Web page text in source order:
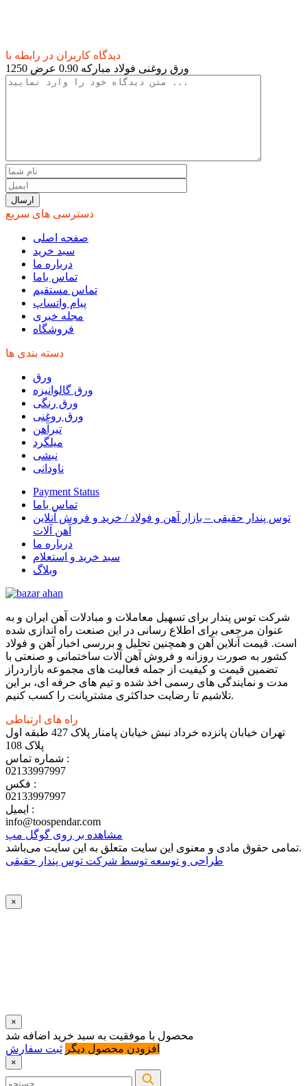
دیدگاه کاربران در رابطه با
ورق روغنی فولاد مبارکه 0.90 عرض 1250
دسترسی های سریع
صفحه اصلی
سبد خرید
درباره ما
تماس باما
تماس مستقیم
پیام واتساپ
مجله خبری
فروشگاه
دسته بندی ها
ورق
ورق گالوانیزه
ورق رنگی
ورق روغنی
تیرآهن
میلگرد
نبشی
ناودانی
Payment Status
تماس باما
توس پندار حقیقی – بازار آهن و فولاد / خرید و فروش آنلاین
آهن آلات
درباره ما
سبد خرید و استعلام
وبلاگ
شرکت توس پندار برای تسهیل معاملات و مبادلات آهن ایران و به
عنوان مرجعی برای اطلاع رسانی در این صنعت راه اندازی شده
است. قیمت آنلاین آهن و همچنین تحلیل و بررسی اخبار آهن و فولاد
کشور به صورت روزانه و فروش آهن آلات ساختمانی و صنعتی با
تضمین قیمت و کیفیت از جمله فعالیت های مجموعه بازاردراز
مدت و نمایندگی های رسمی اخذ شده و تیم های حرفه ای، بر این
تلاشیم تا رضایت حداکثری مشتریانت را کسب کنیم.
راه های ارتباطی
تهران خیابان پانزده خرداد نبش خیابان پامنار پلاک 427 طبقه اول
پلاک 108
شماره تماس :
02133997997
فکس :
02133997997
ایمیل :
info@toospendar.com
مشاهده بر روی گوگل مپ
تمامی حقوق مادی و معنوی این سایت متعلق به این سایت می‌باشد.
طراحی و توسعه توسط‌ شرکت توس پندار حقیقی
×
×
محصول با موفقیت به سبد خرید اضافه شد
افزودن محصول دیگر ثبت سفارش
×